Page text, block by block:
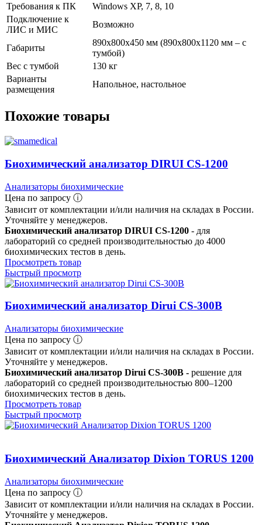
Требования к ПК
Windows ХР, 7, 8, 10
Подключение к
ЛИС и МИС
Возможно
Габариты
890x800x450 мм (890х800х1120 мм – с
тумбой)
Вес с тумбой
130 кг
Варианты
размещения
Напольное, настольное
Похожие товары
Биохимический анализатор DIRUI CS-1200
Анализаторы биохимические
Цена по запросу ⓘ
Зависит от комплектации и/или наличия на складах в России.
Уточняйте у менеджеров.
Биохимический анализатор DIRUI CS-1200 - для
лабораторий со средней производительностью до 4000
биохимических тестов в день.
Просмотреть товар
Быстрый просмотр
Биохимический анализатор Dirui CS-300B
Анализаторы биохимические
Цена по запросу ⓘ
Зависит от комплектации и/или наличия на складах в России.
Уточняйте у менеджеров.
Биохимический анализатор Dirui CS-300B - решение для
лабораторий со средней производительностью 800–1200
биохимических тестов в день.
Просмотреть товар
Быстрый просмотр
Биохимический Анализатор Dixion TORUS 1200
Анализаторы биохимические
Цена по запросу ⓘ
Зависит от комплектации и/или наличия на складах в России.
Уточняйте у менеджеров.